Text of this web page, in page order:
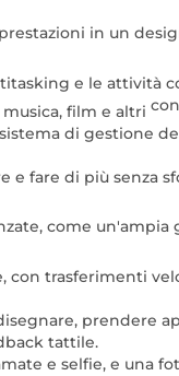
in un
e le attività
film e altri
di gestione
fare di più senza
come un'ampia
con trasferimenti
prendere
tattile.
e selfie, e una